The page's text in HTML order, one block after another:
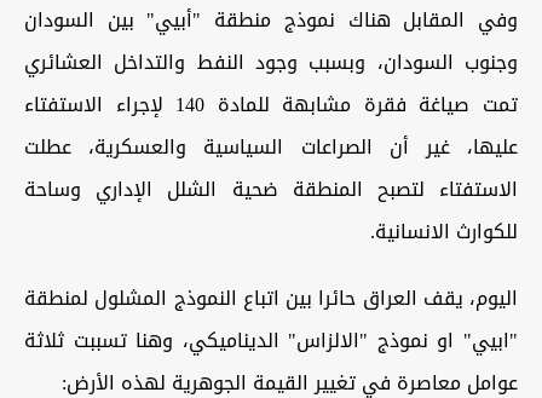
وفي المقابل هناك نموذج منطقة "أبيي" بين السودان
وجنوب السودان، وبسبب وجود النفط والتداخل العشائري
تمت صياغة فقرة مشابهة للمادة 140 لإجراء الاستفتاء
عليها، غير أن الصراعات السياسية والعسكرية، عطلت
الاستفتاء لتصبح المنطقة ضحية الشلل الإداري وساحة
للكوارث الانسانية.
اليوم، يقف العراق حائرا بين اتباع النموذج المشلول لمنطقة
"ابيي" او نموذج "الالزاس" الديناميكي، وهنا تسببت ثلاثة
عوامل معاصرة في تغيير القيمة الجوهرية لهذه الأرض: